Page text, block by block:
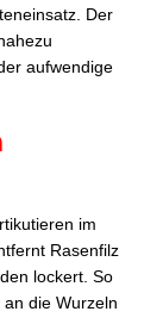
Der
aufwendige
im
Rasenfilz
lockert. So
die Wurzeln